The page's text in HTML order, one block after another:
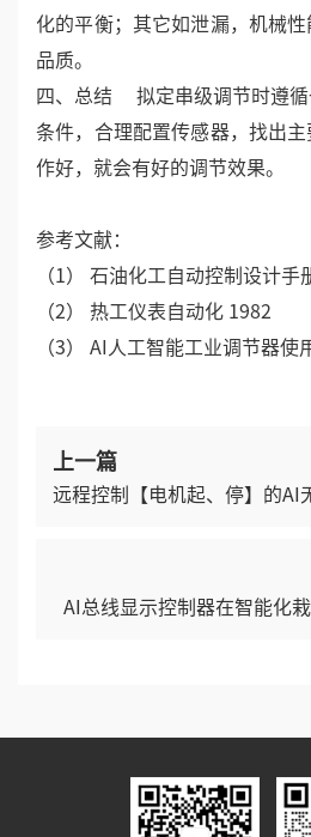
化的平衡；其它如泄漏，机械
品质。
四、总结 拟定串级调节时遵循
条件，合理配置传感器，找出
作好，就会有好的调节效果。
参考文献：
（1） 石油化工自动控制设计手
（2） 热工仪表自动化 1982
（3） AI人工智能工业调节器使
上一篇
远程控制【电机起、停】的AI
AI总线显示控制器在智能化